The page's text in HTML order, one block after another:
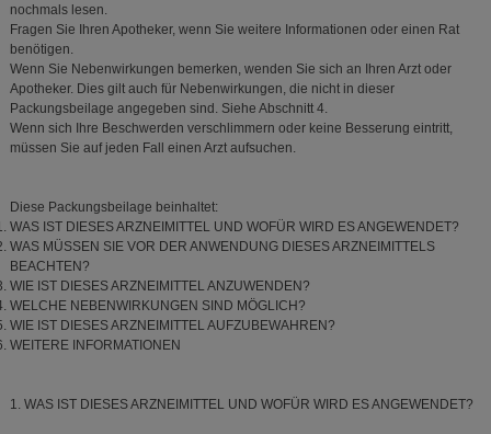
nochmals lesen.
Fragen Sie Ihren Apotheker, wenn Sie weitere Informationen oder einen Rat
benötigen.
Wenn Sie Nebenwirkungen bemerken, wenden Sie sich an Ihren Arzt oder
Apotheker. Dies gilt auch für Nebenwirkungen, die nicht in dieser
Packungsbeilage angegeben sind. Siehe Abschnitt 4.
Wenn sich Ihre Beschwerden verschlimmern oder keine Besserung eintritt,
müssen Sie auf jeden Fall einen Arzt aufsuchen.
Diese Packungsbeilage beinhaltet:
WAS IST DIESES ARZNEIMITTEL UND WOFÜR WIRD ES ANGEWENDET?
WAS MÜSSEN SIE VOR DER ANWENDUNG DIESES ARZNEIMITTELS
BEACHTEN?
WIE IST DIESES ARZNEIMITTEL ANZUWENDEN?
WELCHE NEBENWIRKUNGEN SIND MÖGLICH?
WIE IST DIESES ARZNEIMITTEL AUFZUBEWAHREN?
WEITERE INFORMATIONEN
1. WAS IST DIESES ARZNEIMITTEL UND WOFÜR WIRD ES ANGEWENDET?